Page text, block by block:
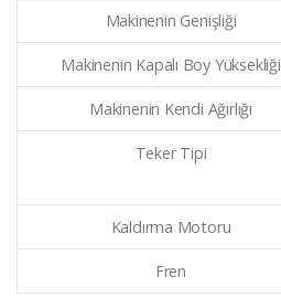
Makinenin Genişliği
Makinenin Kapalı Boy Yüksekliği
Makinenin Kendi Ağırlığı
Teker Tipi
Kaldırma Motoru
Fren